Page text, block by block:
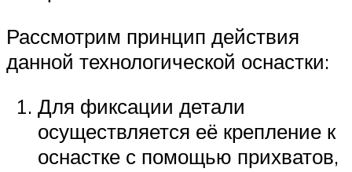
Рассмотрим принцип действия
данной технологической оснастки:
Для фиксации детали
осуществляется её крепление к
оснастке с помощью прихватов,